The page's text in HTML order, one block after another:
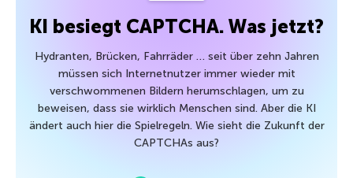
KI besiegt CAPTCHA. Was jetzt?
Hydranten, Brücken, Fahrräder … seit über zehn Jahren
müssen sich Internetnutzer immer wieder mit
verschwommenen Bildern herumschlagen, um zu
beweisen, dass sie wirklich Menschen sind. Aber die KI
ändert auch hier die Spielregeln. Wie sieht die Zukunft der
CAPTCHAs aus?